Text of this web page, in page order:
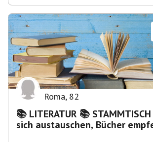
Roma, 82
📚 LITERATUR 📚 STAMMTISCH - BRUNCH -
sich austauschen, Bücher